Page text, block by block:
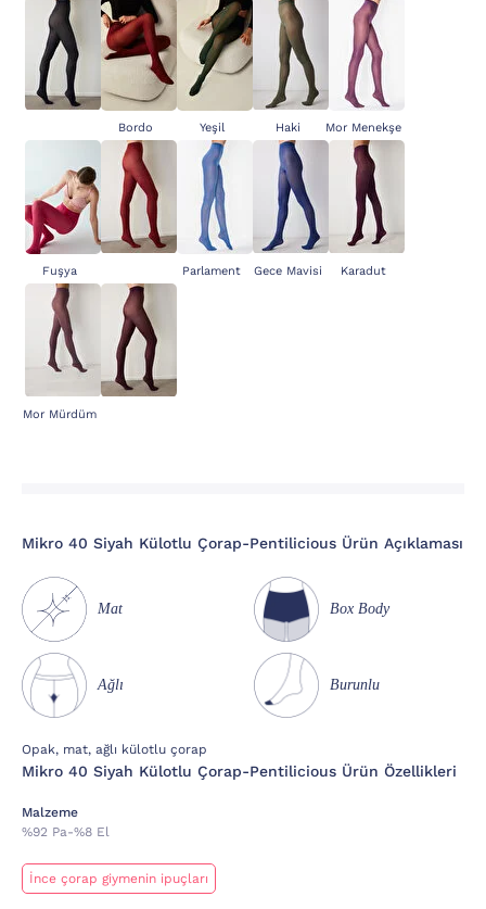
Bordo Yeşil Haki Mor Menekşe
Fuşya Parlament Gece Mavisi Karadut
Mor Mürdüm
Mikro 40 Siyah Külotlu Çorap-Pentilicious Ürün Açıklaması
Mat Box Body
Ağlı Burunlu
Opak, mat, ağlı külotlu çorap
Mikro 40 Siyah Külotlu Çorap-Pentilicious Ürün Özellikleri
Malzeme
%92 Pa-%8 El
İnce çorap giymenin ipuçları